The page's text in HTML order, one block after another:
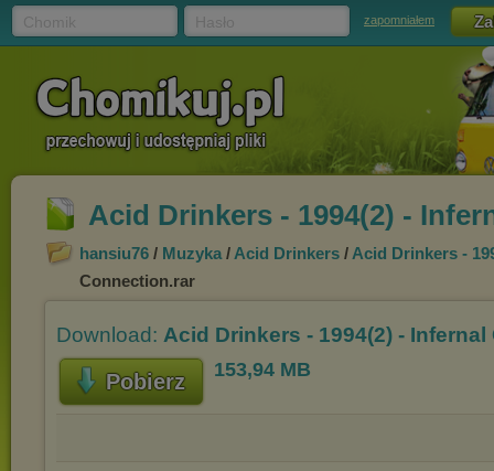
zapomniałem
Acid Drinkers - 1994(2) -
hansiu76 / Muzyka / Acid Drinkers / Acid Drinkers -
Connection.rar
Download: Acid Drinkers - 1994(2) -
Pobierz 153,94 MB